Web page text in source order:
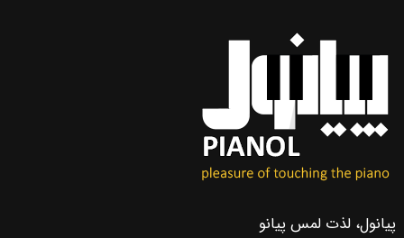
پیانول، لذت لمس پیانو